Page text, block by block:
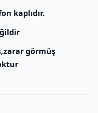
kaplıdır.
görmüş